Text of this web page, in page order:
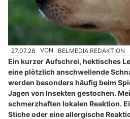
27.07.26 VON BELMEDIA REDAKTION
Ein kurzer Aufschrei, hektisches
eine plötzlich anschwellende
werden besonders häufig beim
Jagen von Insekten gestochen.
schmerzhaften lokalen Reaktion.
Stiche oder eine allergische